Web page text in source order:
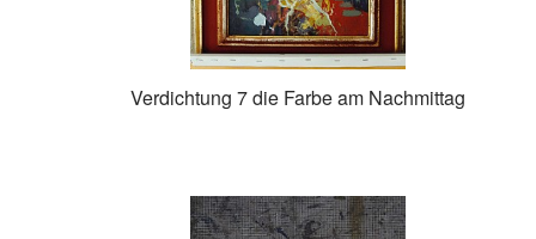
Verdichtung 7 die Farbe am Nachmittag